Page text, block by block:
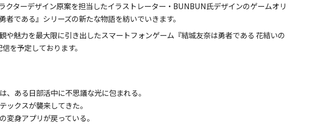
クターデザイン原案を担当したイラストレーター・ BUNBUN氏デザインのゲームオリ
者である』シリーズの新たな物語を紡いでいきます。
や魅力を最大限に引き出したスマートフォンゲーム『結城友奈は勇者である 花結いの
を予定しております。
、ある日部活中に不思議な光に包まれる。
ックスが襲来してきた。
変身アプリが戻っている。